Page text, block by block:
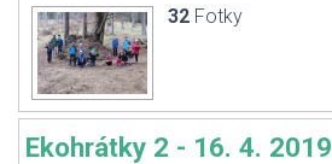
32 Fotky
Ekohrátky 2 - 16. 4. 2019